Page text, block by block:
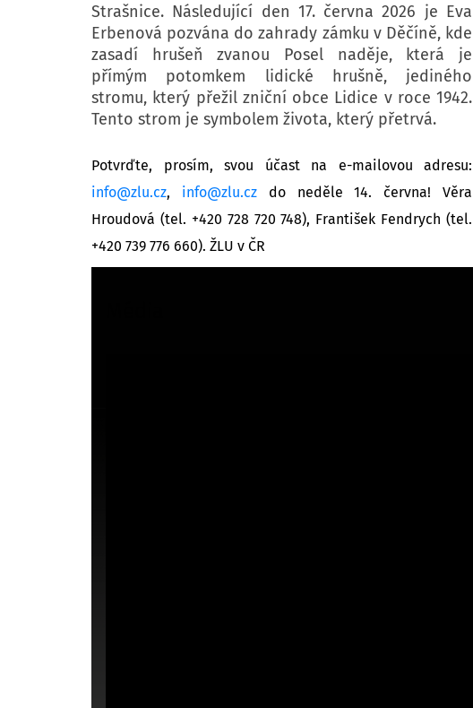
Strašnice. Následující den 17. června 2026 je Eva
Erbenová pozvána do zahrady zámku v Děčíně, kde
zasadí hrušeň zvanou Posel naděje, která je
přímým potomkem lidické hrušně, jediného
stromu, který přežil zniční obce Lidice v roce 1942.
Tento strom je symbolem života, který přetrvá.
Potvrďte, prosím, svou účast na e-mailovou adresu:
info@zlu.cz, info@zlu.czdo neděle 14. června! Věra
Hroudová (tel. +420 728 720 748), František Fendrych (tel.
+420 739 776 660). ŽLU v ČR